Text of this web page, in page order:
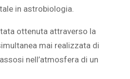
in astrobiologia.
ottenuta attraverso la
mai realizzata di
nell’atmosfera di un